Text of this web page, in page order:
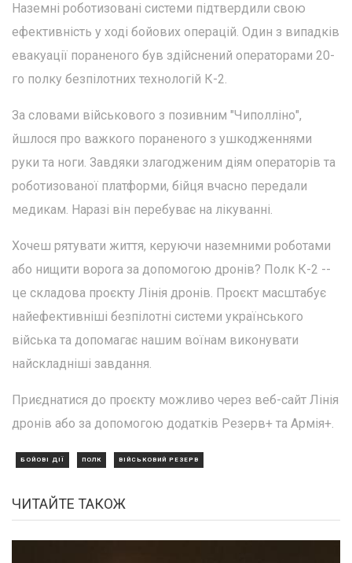
Наземні роботизовані системи підтвердили свою
ефективність у ході бойових операцій. Один з випадків
евакуації пораненого був здійснений операторами 20-
го полку безпілотних технологій К-2.
За словами військового з позивним "Чиполліно",
йшлося про важкого пораненого з ушкодженнями
руки та ноги. Завдяки злагодженим діям операторів та
роботизованої платформи, бійця вчасно передали
медикам. Наразі він перебуває на лікуванні.
Хочеш рятувати життя, керуючи наземними роботами
або нищити ворога за допомогою дронів? Полк К-2 --
це складова проєкту Лінія дронів. Проєкт масштабує
найефективніші безпілотні системи українського
війська та допомагає нашим воїнам виконувати
найскладніші завдання.
Приєднатися до проєкту можливо через веб-сайт Лінія
дронів або за допомогою додатків Резерв+ та Армія+.
БОЙОВІ ДІЇ ПОЛК ВІЙСЬКОВИЙ РЕЗЕРВ
ЧИТАЙТЕ ТАКОЖ